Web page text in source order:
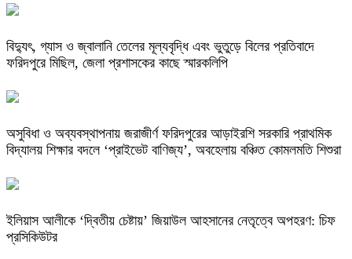
বিদ্যুৎ, গ্যাস ও জ্বালানি তেলের মূল্যবৃদ্ধি এবং ভুতুড়ে বিলের প্রতিবাদে
ফরিদপুরে মিছিল, জেলা প্রশাসকের কাছে স্মারকলিপি
অসুবিধা ও অব্যবস্থাপনায় জরাজীর্ণ ফরিদপুরের আড়াইরশি সরকারি প্রাথমিক
বিদ্যালয় শিক্ষার বদলে ‘প্রাইভেট বাণিজ্য’, অবহেলায় বঞ্চিত কোমলমতি শিশুরা
ইলিয়াস আলীকে ‘দ্বিতীয় চেষ্টায়’ জিয়াউল আহসানের নেতৃত্বে অপহরণ: চিফ
প্রসিকিউটর